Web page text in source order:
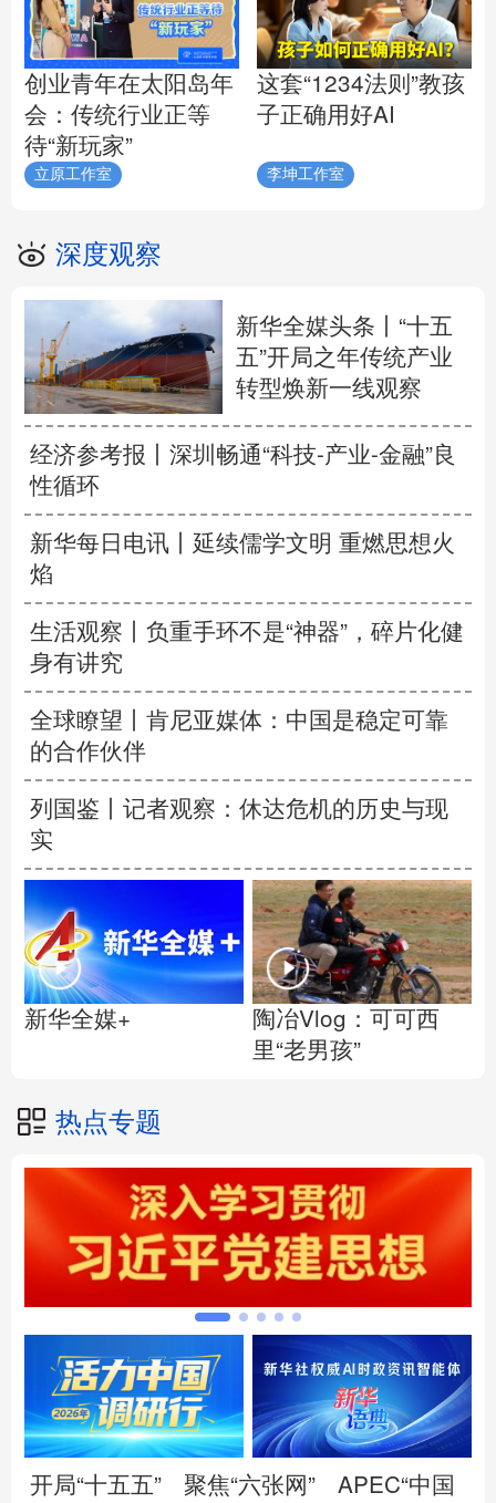
创业青年在太阳岛年
会：传统行业正等
待“新玩家”
立原工作室
这套“1234法则”教孩
子正确用好AI
李坤工作室
深度观察
新华全媒头条丨 “十五
五”开局之年传统产业
转型焕新一线观察
经济参考报丨 深圳畅通“科技-产业-金融”良
性循环
新华每日电讯丨 延续儒学文明 重燃思想火
焰
生活观察丨负重手环不是“神器”，碎片化健
身有讲究
全球瞭望丨肯尼亚媒体：中国是稳定可靠
的合作伙伴
列国鉴丨记者观察：休达危机的历史与现
实
新华全媒+
陶冶Vlog：可可西
里“老男孩”
热点专题
开局“十五五” 聚焦“六张网”
APEC“中国